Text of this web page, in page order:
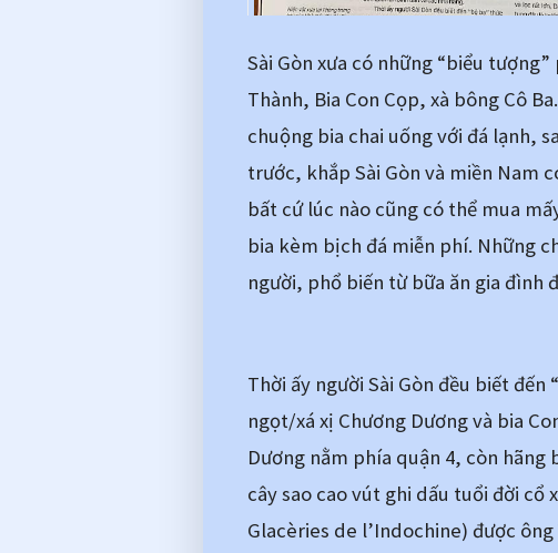
Sài Gòn xưa có những “biểu
Thành, Bia Con Cọp, xà bông Cô
chuộng bia chai uống với đá lạnh,
trước, khắp Sài Gòn và miền Nam
bất cứ lúc nào cũng có thể mua
bia kèm bịch đá miễn phí. Những
người, phổ biến từ bữa ăn gia đình
Thời ấy người Sài Gòn đều biết
ngọt/xá xị Chương Dương và bia
Dương nằm phía quận 4, còn
cây sao cao vút ghi dấu tuổi đời cổ
Glacèries de l’Indochine) được